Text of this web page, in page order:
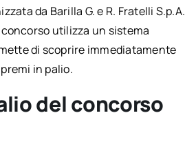
da Barilla G. e R. Fratelli S.p.A.
utilizza un sistema
di scoprire immediatamente
in palio.
del concorso